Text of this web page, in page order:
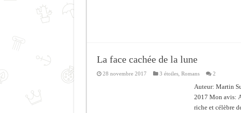
La face cachée de la lune
28 novembre 2017 3 étoiles, Romans 2
Auteur: Martin
2017 Mon avis:
riche et célèbre